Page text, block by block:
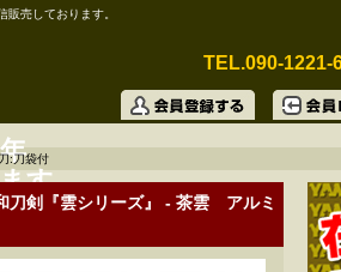
売しております。
す。
TEL.090-1221-
:刀袋付
刀剣『雲シリーズ』 - 茶雲 アルミ